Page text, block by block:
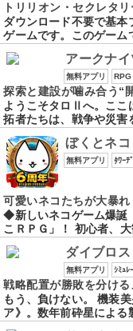
トリリオン・セクレタ
ダウンロード不要で基本
ゲームです。このゲーム
アークナ
無料アプリ RPG
探索と建設が噛み合う“
ようこそタロⅡへ。ここ
拓者たちは、戦争や災害
ぼくとネコ
無料アプリ ﾀﾜｰﾃ
可愛いネコたちが大暴れ
◆新しいネコゲーム爆誕
こＲＰＧ」！ 初心者、
ダイブロ
無料アプリ ｼﾐｭﾚ
戦略配置が勝敗を分け
もう、負けない。 機装
ア》。数年前砕星による